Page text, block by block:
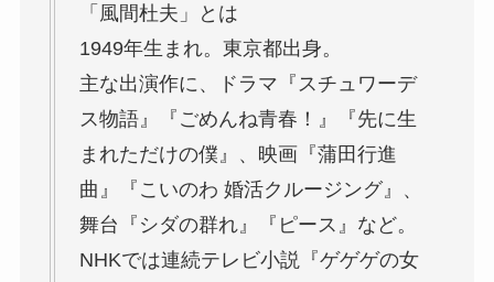
「風間杜夫」とは
1949年生まれ。東京都出身。
主な出演作に、ドラマ『スチュワーデ
ス物語』『ごめんね青春！』『先に生
まれただけの僕』、映画『蒲田行進
曲』『こいのわ 婚活クルージング』、
舞台『シダの群れ』『ピース』など。
NHKでは連続テレビ小説『ゲゲゲの女